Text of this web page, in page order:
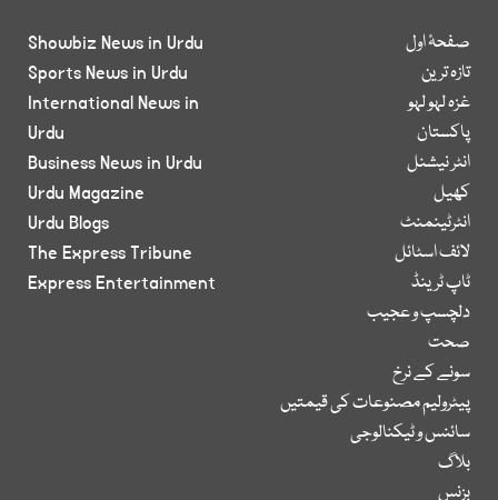
صفحۂ اول
تازہ ترین
غزہ لہو لہو
پاکستان
انٹر نیشنل
کھیل
انٹرٹینمنٹ
لائف اسٹائل
ٹاپ ٹرینڈ
دلچسپ و عجیب
صحت
سونے کے نرخ
پیٹرولیم مصنوعات کی قیمتیں
سائنس و ٹیکنالوجی
بلاگ
بزنس
Showbiz News in Urdu
Sports News in Urdu
International News in
Urdu
Business News in Urdu
Urdu Magazine
Urdu Blogs
The Express Tribune
Express Entertainment